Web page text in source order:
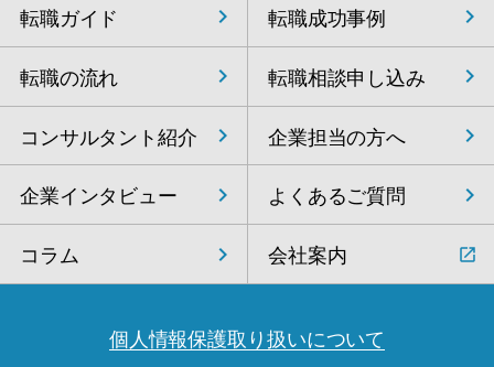
転職ガイド 転職成功事例
転職の流れ 転職相談申し込み
コンサルタント紹介 企業担当の方へ
企業インタビュー よくあるご質問
コラム 会社案内
個人情報保護取り扱いについて